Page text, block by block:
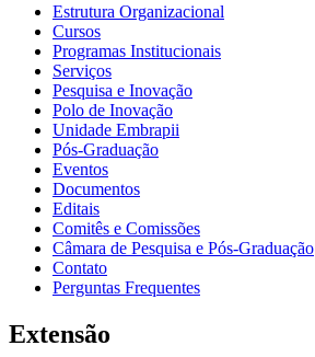
Estrutura Organizacional
Cursos
Programas Institucionais
Serviços
Pesquisa e Inovação
Polo de Inovação
Unidade Embrapii
Pós-Graduação
Eventos
Documentos
Editais
Comitês e Comissões
Câmara de Pesquisa e Pós-Graduação
Contato
Perguntas Frequentes
Extensão